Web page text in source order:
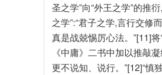
圣之学”向“外王之学”的推
之学”:“君子之学,言行交修
真是战兢惕厉心法。”[11]
《中庸》二书中加以推敲
更不说知、说行。”[12]“慎